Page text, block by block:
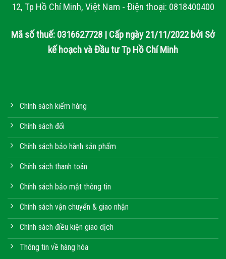
12, Tp Hồ Chí Minh, Việt Nam - Điện thoại: 0818400400
Mã số thuế: 0316627728 | Cấp ngày 21/11/2022 bởi Sở
kế hoạch và Đầu tư Tp Hồ Chí Minh
Chính sách kiểm hàng
Chính sách đổi
Chính sách bảo hành sản phẩm
Chính sách thanh toán
Chính sách bảo mật thông tin
Chính sách vận chuyển & giao nhận
Chính sách điều kiện giao dịch
Thông tin về hàng hóa